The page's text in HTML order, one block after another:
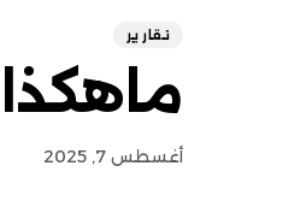
تقارير
أغسطس 7, 2025